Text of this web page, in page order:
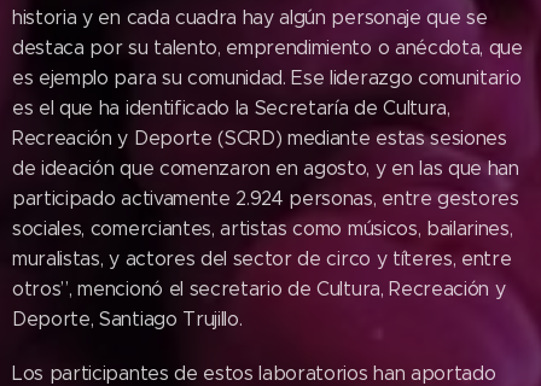
historia y en cada cuadra hay algún personaje que se
destaca por su talento, emprendimiento o anécdota, que
es ejemplo para su comunidad. Ese liderazgo comunitario
es el que ha identificado la Secretaría de Cultura,
Recreación y Deporte (SCRD) mediante estas sesiones
de ideación que comenzaron en agosto, y en las que han
participado activamente 2.924 personas, entre gestores
sociales, comerciantes, artistas como músicos, bailarines,
muralistas, y actores del sector de circo y títeres, entre
otros”, mencionó el secretario de Cultura, Recreación y
Deporte, Santiago Trujillo.
Los participantes de estos laboratorios han aportado